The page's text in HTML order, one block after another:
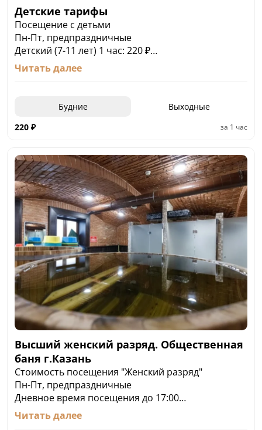
Детские тарифы
Посещение с детьми
Пн-Пт, предпраздничные
Детский (7-11 лет) 1 час: 220 ₽
Детский (7-11 лет) 3 часа: 600 ₽
Продление детского: 3.67 ₽ / мин
Детский (7-11 лет) 3 часа - 690 ₽
Продление детского - 6.67 ₽ / мин
Дети до 6 лет, ВОВ - БЕСПЛАТНО
Читать далее
Будние
Выходные
220 ₽ за 1 час
Высший женский разряд. Общественная
баня г.Казань
Стоимость посещения "Женский разряд"
Пн-Пт, предпраздничные
Дневное время посещения до 17:00
1 час: 600 ₽
Сеанс 3 часа: 1 000 ₽
Читать далее